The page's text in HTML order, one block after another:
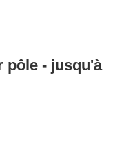
pôle - jusqu'à